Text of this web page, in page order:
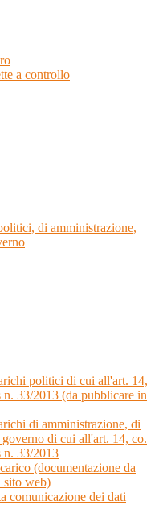
a controllo
di amministrazione,
politici di cui all'art. 14,
n. 33/2013 (da pubblicare in
di amministrazione, di
di cui all'art. 14, co.
n. 33/2013
(documentazione da
sito web)
comunicazione dei dati